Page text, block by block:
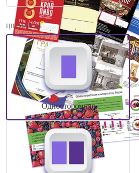
ЦВЕТНОСТЬ
Односторонняя